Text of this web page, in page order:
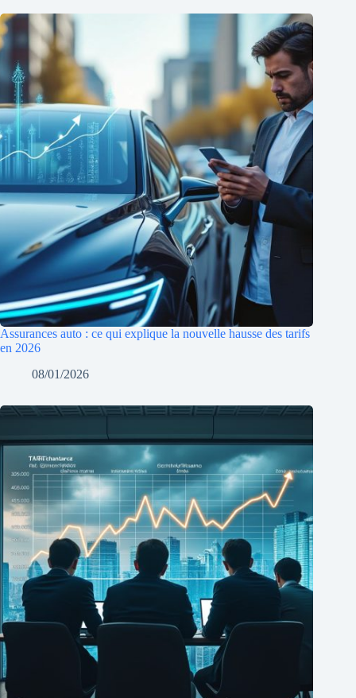
Assurances auto : ce qui explique la nouvelle hausse des tarifs
en 2026
08/01/2026